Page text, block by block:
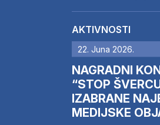
AKTIVNOSTI
22. Juna 2026.
NAGRADNI
“STOP
IZABRANE
MEDIJSKE